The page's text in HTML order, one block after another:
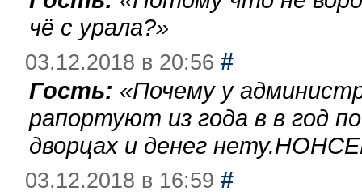
чё с урала?»
03.12.2018 в 20:56 #
Гость: «Почему у
рапортуют из года в в год
дворцах и денег
03.12.2018 в 16:59 #